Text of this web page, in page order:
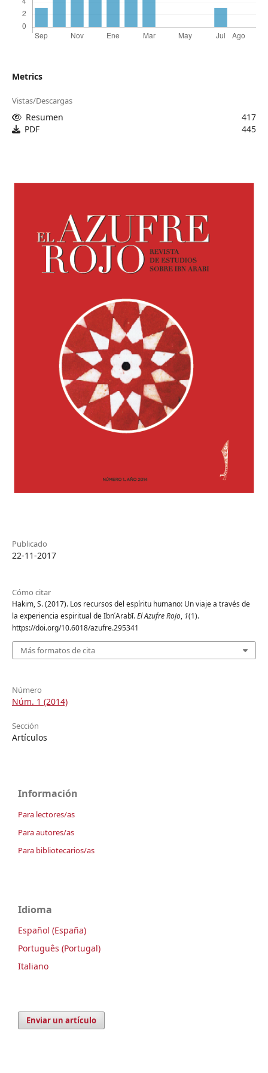
Metrics
Vistas/Descargas
Resumen
417
PDF
445
Publicado
22-11-2017
Cómo citar
Hakim, S. (2017). Los recursos del espíritu humano: Un viaje a través de
la experiencia espiritual de IbnʿArabī.El Azufre Rojo, 1(1).
https://doi.org/10.6018/azufre.295341
Más formatos de cita
Número
Núm. 1 (2014)
Sección
Artículos
Información
Para lectores/as
Para autores/as
Para bibliotecarios/as
Idioma
Español (España)
Português (Portugal)
Italiano
Enviar un artículo